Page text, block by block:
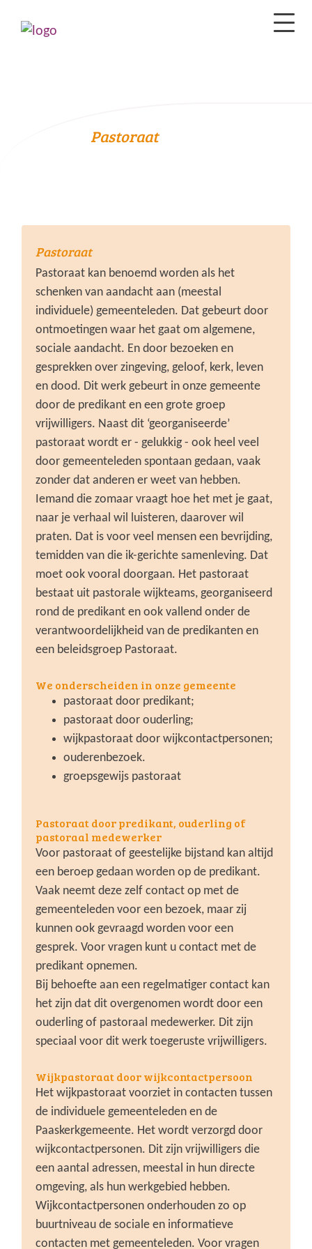
Pastoraat
Pastoraat
Pastoraat kan benoemd worden als het
schenken van aandacht aan (meestal
individuele) gemeenteleden. Dat gebeurt door
ontmoetingen waar het gaat om algemene,
sociale aandacht. En door bezoeken en
gesprekken over zingeving, geloof, kerk, leven
en dood. Dit werk gebeurt in onze gemeente
door de predikant en een grote groep
vrijwilligers. Naast dit ‘georganiseerde’
pastoraat wordt er - gelukkig - ook heel veel
door gemeenteleden spontaan gedaan, vaak
zonder dat anderen er weet van hebben.
Iemand die zomaar vraagt hoe het met je gaat,
naar je verhaal wil luisteren, daarover wil
praten. Dat is voor veel mensen een bevrijding,
temidden van die ik-gerichte samenleving. Dat
moet ook vooral doorgaan. Het pastoraat
bestaat uit pastorale wijkteams, georganiseerd
rond de predikant en ook vallend onder de
verantwoordelijkheid van de predikanten en
een beleidsgroep Pastoraat.
We onderscheiden in onze gemeente
pastoraat door predikant;
pastoraat door ouderling;
wijkpastoraat door wijkcontactpersonen;
ouderenbezoek.
groepsgewijs pastoraat
Pastoraat door predikant, ouderling of
pastoraal medewerker
Voor pastoraat of geestelijke bijstand kan altijd
een beroep gedaan worden op de predikant.
Vaak neemt deze zelf contact op met de
gemeenteleden voor een bezoek, maar zij
kunnen ook gevraagd worden voor een
gesprek. Voor vragen kunt u contact met de
predikant opnemen.
Bij behoefte aan een regelmatiger contact kan
het zijn dat dit overgenomen wordt door een
ouderling of pastoraal medewerker. Dit zijn
speciaal voor dit werk toegeruste vrijwilligers.
Wijkpastoraat door wijkcontactpersoon
Het wijkpastoraat voorziet in contacten tussen
de individuele gemeenteleden en de
Paaskerkgemeente. Het wordt verzorgd door
wijkcontactpersonen. Dit zijn vrijwilligers die
een aantal adressen, meestal in hun directe
omgeving, als hun werkgebied hebben.
Wijkcontactpersonen onderhouden zo op
buurtniveau de sociale en informatieve
contacten met gemeenteleden. Voor vragen